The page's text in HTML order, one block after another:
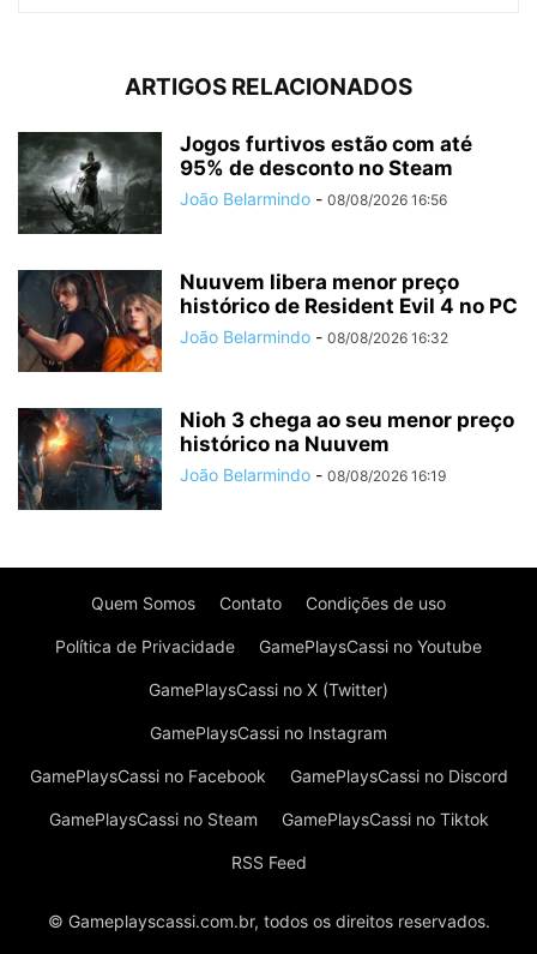
ARTIGOS RELACIONADOS
Jogos furtivos estão com até
95% de desconto no Steam
João Belarmindo - 08/08/2026 16:56
Nuuvem libera menor preço
histórico de Resident Evil 4 no PC
João Belarmindo - 08/08/2026 16:32
Nioh 3 chega ao seu menor preço
histórico na Nuuvem
João Belarmindo - 08/08/2026 16:19
Quem Somos Contato Condições de uso
Política de Privacidade GamePlaysCassi no Youtube
GamePlaysCassi no X (Twitter)
GamePlaysCassi no Instagram
GamePlaysCassi no Facebook GamePlaysCassi no Discord
GamePlaysCassi no Steam GamePlaysCassi no Tiktok
RSS Feed
© Gameplayscassi.com.br, todos os direitos reservados.